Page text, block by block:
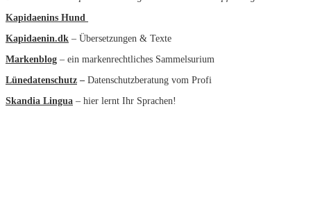
Kapidaenins Hund
Kapidaenin.dk – Übersetzungen & Texte
Markenblog – ein markenrechtliches Sammelsurium
Lünedatenschutz – Datenschutzberatung vom Profi
Skandia Lingua – hier lernt Ihr Sprachen!